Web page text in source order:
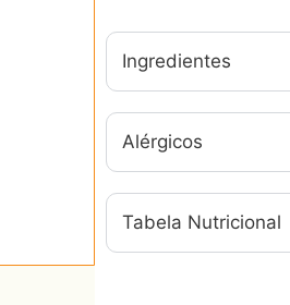
Ingredientes
Alérgicos
Tabela Nutricional